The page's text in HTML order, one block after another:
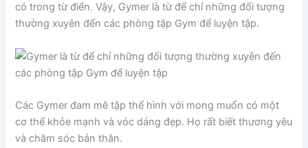
có trong từ điển. Vậy, Gymer là từ để chỉ những đối tượng
thường xuyên đến các phòng tập Gym để luyện tập.
Các Gymer đam mê tập thể hình với mong muốn có một
cơ thể khỏe mạnh và vóc dáng đẹp. Họ rất biết thương yêu
và chăm sóc bản thân.